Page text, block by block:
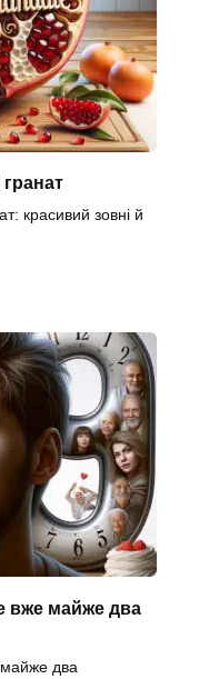
красивий зовні й
вже майже два
майже два